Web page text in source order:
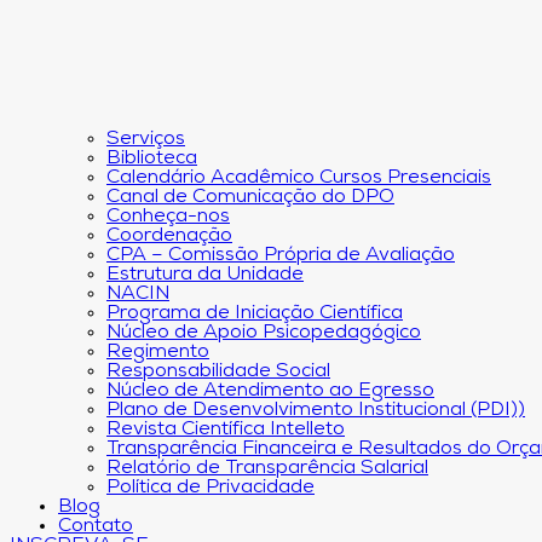
Serviços
Biblioteca
Calendário Acadêmico Cursos Presenciais
Canal de Comunicação do DPO
Conheça-nos
Coordenação
CPA – Comissão Própria de Avaliação
Estrutura da Unidade
NACIN
Programa de Iniciação Científica
Núcleo de Apoio Psicopedagógico
Regimento
Responsabilidade Social
Núcleo de Atendimento ao Egresso
Plano de Desenvolvimento Institucional (PDI))
Revista Científica Intelleto
Transparência Financeira e Resultados do
Relatório de Transparência Salarial
Política de Privacidade
Blog
Contato